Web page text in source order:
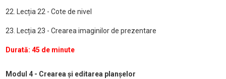
22. Lecția 22 - Cote de nivel
23. Lecția 23 - Crearea imaginilor de prezentare
Durată: 45 de minute
Modul 4 - Crearea și editarea planșelor